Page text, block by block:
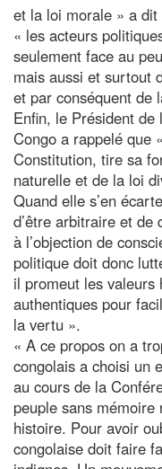
et la loi morale » a dit
« les acteurs
seulement face au
mais aussi et surtout
et par conséquent de
Enfin, le Président de
Congo a rappelé que
Constitution, tire sa
naturelle et de la loi
Quand elle s’en
d’être arbitraire et
à l’objection de
politique doit donc
il promeut les valeurs
authentiques pour
la vertu ».
« A ce propos on a
congolais a choisi un
au cours de la
peuple sans mémoire
histoire. Pour avoir
congolaise doit faire